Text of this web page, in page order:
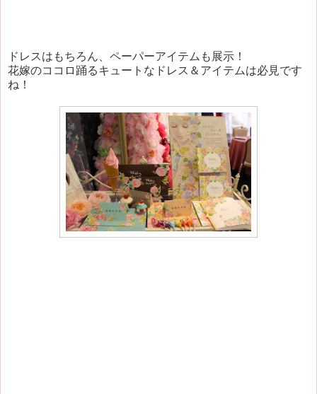
ドレスはもちろん、ペーパーアイテムも展示！
花嫁のココロ踊るキュートなドレス＆アイテムは必見です
ね！